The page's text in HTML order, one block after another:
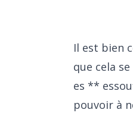
Il est bien
que cela
es **
pouvoir à